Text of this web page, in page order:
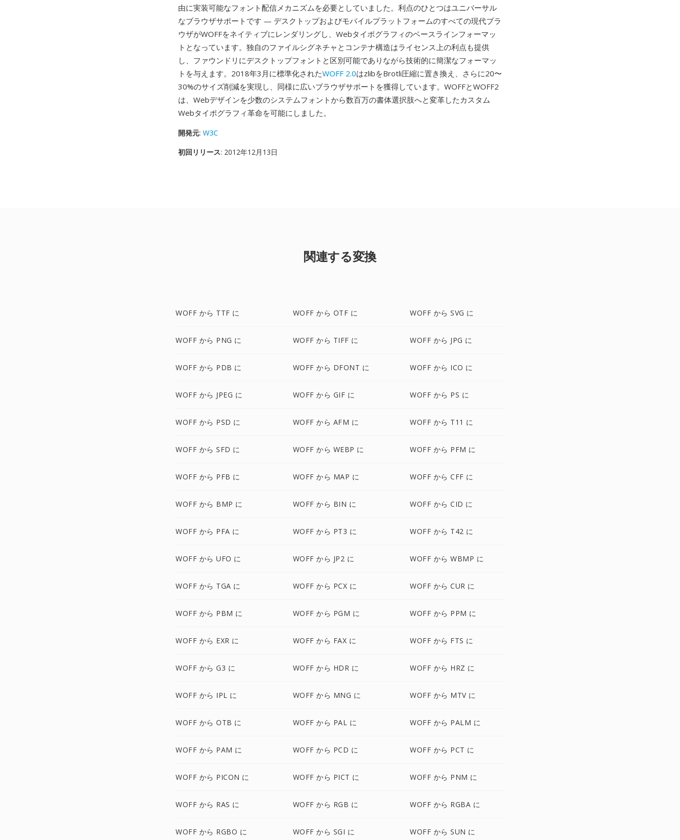
由に実装可能なフォント配信メカニズムを必要としていました。利点のひとつはユニバーサル
なブラウザサポートです — デスクトップおよびモバイルプラットフォームのすべての現代ブラ
ウザがWOFFをネイティブにレンダリングし、Webタイポグラフィのベースラインフォーマッ
トとなっています。独自のファイルシグネチャとコンテナ構造はライセンス上の利点も提供
し、ファウンドリにデスクトップフォントと区別可能でありながら技術的に簡潔なフォーマッ
トを与えます。2018年3月に標準化されたWOFF 2.0はzlibをBrotli圧縮に置き換え、さらに20〜
30%のサイズ削減を実現し、同様に広いブラウザサポートを獲得しています。WOFFとWOFF2
は、Webデザインを少数のシステムフォントから数百万の書体選択肢へと変革したカスタム
Webタイポグラフィ革命を可能にしました。
開発元: W3C
初回リリース: 2012年12月13日
関連する変換
WOFF から TTF に WOFF から OTF に WOFF から SVG に
WOFF から PNG に WOFF から TIFF に WOFF から JPG に
WOFF から PDB に WOFF から DFONT に WOFF から ICO に
WOFF から JPEG に WOFF から GIF に WOFF から PS に
WOFF から PSD に WOFF から AFM に WOFF から T11 に
WOFF から SFD に WOFF から WEBP に WOFF から PFM に
WOFF から PFB に WOFF から MAP に WOFF から CFF に
WOFF から BMP に WOFF から BIN に WOFF から CID に
WOFF から PFA に WOFF から PT3 に WOFF から T42 に
WOFF から UFO に WOFF から JP2 に WOFF から WBMP に
WOFF から TGA に WOFF から PCX に WOFF から CUR に
WOFF から PBM に WOFF から PGM に WOFF から PPM に
WOFF から EXR に WOFF から FAX に WOFF から FTS に
WOFF から G3 に WOFF から HDR に WOFF から HRZ に
WOFF から IPL に WOFF から MNG に WOFF から MTV に
WOFF から OTB に WOFF から PAL に WOFF から PALM に
WOFF から PAM に WOFF から PCD に WOFF から PCT に
WOFF から PICON に WOFF から PICT に WOFF から PNM に
WOFF から RAS に WOFF から RGB に WOFF から RGBA に
WOFF から RGBO に WOFF から SGI に WOFF から SUN に